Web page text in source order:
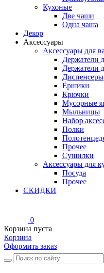
Кухоные
Две чаши
Одна чаша
Декор
Аксессуары
Аксессуары для
Держатели
Держатели
Диспенсеры
Ёршики
Крючки
Мусорные
Мыльницы
Набор
Полки
Прочее
Сушилки
Аксессуары для
Посуда
Прочее
СКИДКИ
0
Корзина пуста
Корзина
Оформить заказ